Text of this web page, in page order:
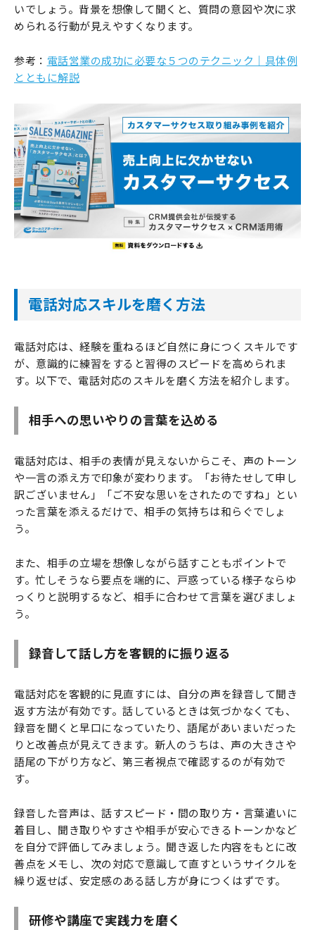
いでしょう。背景を想像して聞くと、質問の意図や次に求
められる行動が見えやすくなります。
参考： 電話営業の成功に必要な５つのテクニック｜具体例
とともに解説
電話対応スキルを磨く方法
電話対応は、経験を重ねるほど自然に身につくスキルです
が、意識的に練習をすると習得のスピードを高められま
す。以下で、電話対応のスキルを磨く方法を紹介します。
相手への思いやりの言葉を込める
電話対応は、相手の表情が見えないからこそ、声のトーン
や一言の添え方で印象が変わります。「お待たせして申し
訳ございません」「ご不安な思いをされたのですね」とい
った言葉を添えるだけで、相手の気持ちは和らぐでしょ
う。
また、相手の立場を想像しながら話すこともポイントで
す。忙しそうなら要点を端的に、戸惑っている様子ならゆ
っくりと説明するなど、相手に合わせて言葉を選びましょ
う。
録音して話し方を客観的に振り返る
電話対応を客観的に見直すには、自分の声を録音して聞き
返す方法が有効です。話しているときは気づかなくても、
録音を聞くと早口になっていたり、語尾があいまいだった
りと改善点が見えてきます。新人のうちは、声の大きさや
語尾の下がり方など、第三者視点で確認するのが有効で
す。
録音した音声は、話すスピード・間の取り方・言葉遣いに
着目し、聞き取りやすさや相手が安心できるトーンかなど
を自分で評価してみましょう。聞き返した内容をもとに改
善点をメモし、次の対応で意識して直すというサイクルを
繰り返せば、安定感のある話し方が身につくはずです。
研修や講座で実践力を磨く